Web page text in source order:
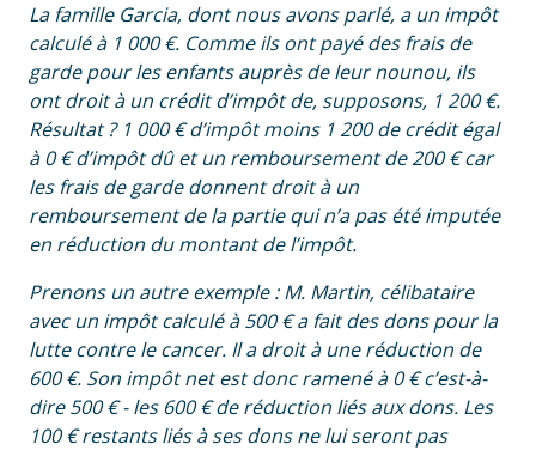
La famille Garcia, dont nous avons parlé, a un impôt
calculé à 1 000 €. Comme ils ont payé des frais de
garde pour les enfants auprès de leur nounou, ils
ont droit à un crédit d’impôt de, supposons, 1 200 €.
Résultat ? 1 000 € d’impôt moins 1 200 de crédit égal
à 0 € d’impôt dû et un remboursement de 200 € car
les frais de garde donnent droit à un
remboursement de la partie qui n’a pas été imputée
en réduction du montant de l’impôt.
Prenons un autre exemple : M. Martin, célibataire
avec un impôt calculé à 500 € a fait des dons pour la
lutte contre le cancer. Il a droit à une réduction de
600 €. Son impôt net est donc ramené à 0 € c’est-à-
dire 500 € - les 600 € de réduction liés aux dons. Les
100 € restants liés à ses dons ne lui seront pas